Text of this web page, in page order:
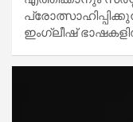
ഇംഗ്ലീഷ്